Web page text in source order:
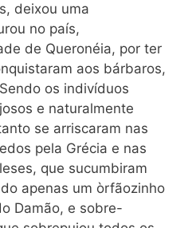
deixou uma
no país,
de Queronéia, por ter
aos bárbaros,
os indivíduos
e naturalmente
se arriscaram nas
pela Grécia e nas
que sucumbiram
apenas um òrfãozinho
Damão, e sobre-